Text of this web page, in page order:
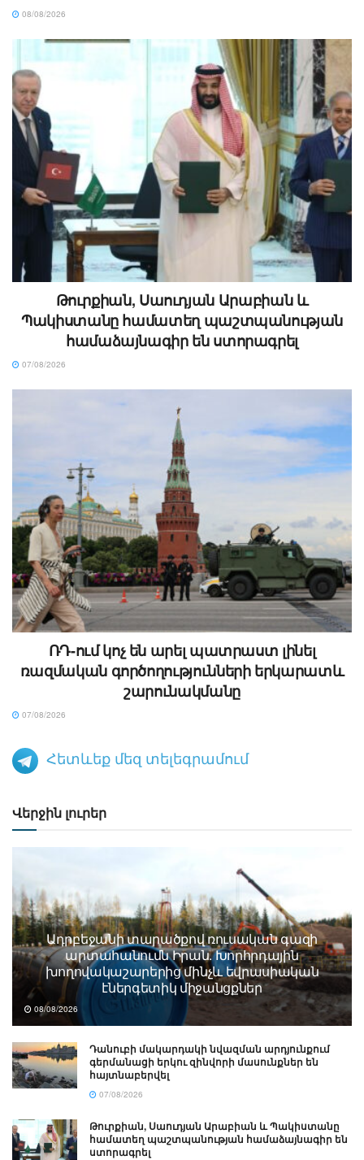
08/08/2026
Թուրքիան, Սաուդյան Արաբիան և
Պակիստանը համատեղ պաշտպանության
համաձայնագիր են ստորագրել
07/08/2026
ՌԴ-ում կոչ են արել պատրաստ լինել
ռազմական գործողությունների երկարատև
շարունակմանը
07/08/2026
Հետևեք մեզ տելեգրամում
Վերջին լուրեր
Ադրբեջանի տարածքով ռուսական գազի
արտահանումն Իրան. Խորհրդային
խողովակաշարերից մինչև եվրասիական
էներգետիկ միջանցքներ
08/08/2026
Դանուբի մակարդակի նվազման արդյունքում
գերմանացի երկու զինվորի մասունքներ են
հայտնաբերվել
07/08/2026
Թուրքիան, Սաուդյան Արաբիան և Պակիստանը
համատեղ պաշտպանության համաձայնագիր են
ստորագրել